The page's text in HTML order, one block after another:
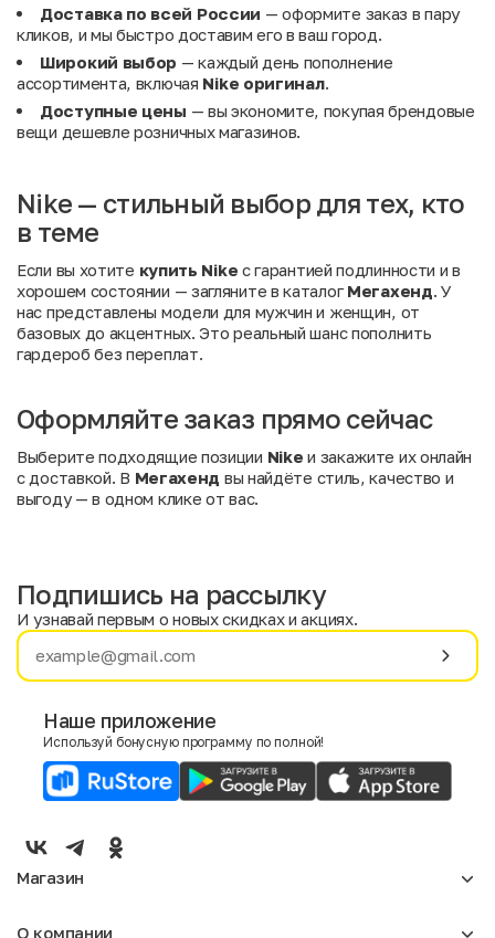
Доставка по всей России — оформите заказ в пару
кликов, и мы быстро доставим его в ваш город.
Широкий выбор — каждый день пополнение
ассортимента, включая Nike оригинал.
Доступные цены — вы экономите, покупая брендовые
вещи дешевле розничных магазинов.
Nike — стильный выбор для тех, кто
в теме
Если вы хотите купить Nike с гарантией подлинности и в
хорошем состоянии — загляните в каталогМегахенд . У
нас представлены модели для мужчин и женщин, от
базовых до акцентных. Это реальный шанс пополнить
гардероб без переплат.
Оформляйте заказ прямо сейчас
Выберите подходящие позиции Nike и закажите их онлайн
с доставкой. В Мегахенд вы найдёте стиль, качество и
выгоду — в одном клике от вас.
Имя
E-mail
Мужской
Подпишись на рассылку
И узнавай первым о новых скидках и акциях.
Наше приложение
Используй бонусную программу по полной!
Магазин
О компании